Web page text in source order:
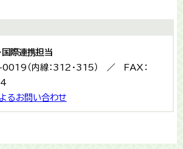
国際連携担当
（内線：312・315） ／ FAX：
るお問い合わせ